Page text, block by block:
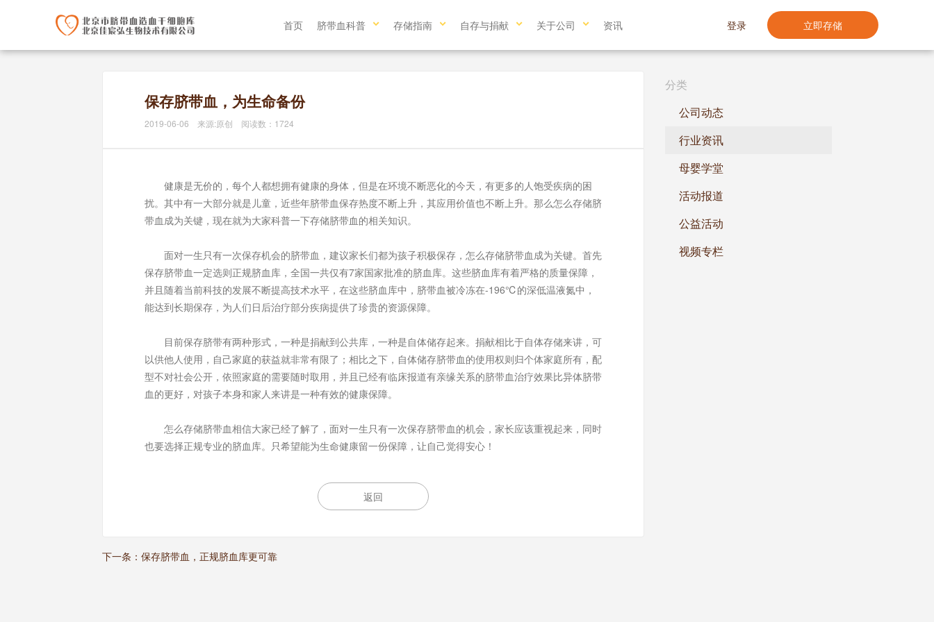
首页 脐带血科普 存储指南 自存与捐献 关于公司 资讯 立即存储
登录
保存脐带血，为生命备份
2019-06-06 来源:原创 阅读数：1724
健康是无价的，每个人都想拥有健康的身体，但是在环境不断恶化的今天，有更多的人饱受疾病的困
扰。其中有一大部分就是儿童，近些年脐带血保存热度不断上升，其应用价值也不断上升。那么怎么存储脐
带血成为关键，现在就为大家科普一下存储脐带血的相关知识。
面对一生只有一次保存机会的脐带血，建议家长们都为孩子积极保存，怎么存储脐带血成为关键。首先
保存脐带血一定选则正规脐血库，全国一共仅有7家国家批准的脐血库。这些脐血库有着严格的质量保障，
并且随着当前科技的发展不断提高技术水平，在这些脐血库中，脐带血被冷冻在-196℃的深低温液氮中，
能达到长期保存，为人们日后治疗部分疾病提供了珍贵的资源保障。
目前保存脐带有两种形式，一种是捐献到公共库，一种是自体储存起来。捐献相比于自体存储来讲，可
以供他人使用，自己家庭的获益就非常有限了；相比之下，自体储存脐带血的使用权则归个体家庭所有，配
型不对社会公开，依照家庭的需要随时取用，并且已经有临床报道有亲缘关系的脐带血治疗效果比异体脐带
血的更好，对孩子本身和家人来讲是一种有效的健康保障。
怎么存储脐带血相信大家已经了解了，面对一生只有一次保存脐带血的机会，家长应该重视起来，同时
也要选择正规专业的脐血库。只希望能为生命健康留一份保障，让自己觉得安心！
返回
下一条： 保存脐带血，正规脐血库更可靠
分类
公司动态
行业资讯
母婴学堂
活动报道
公益活动
视频专栏